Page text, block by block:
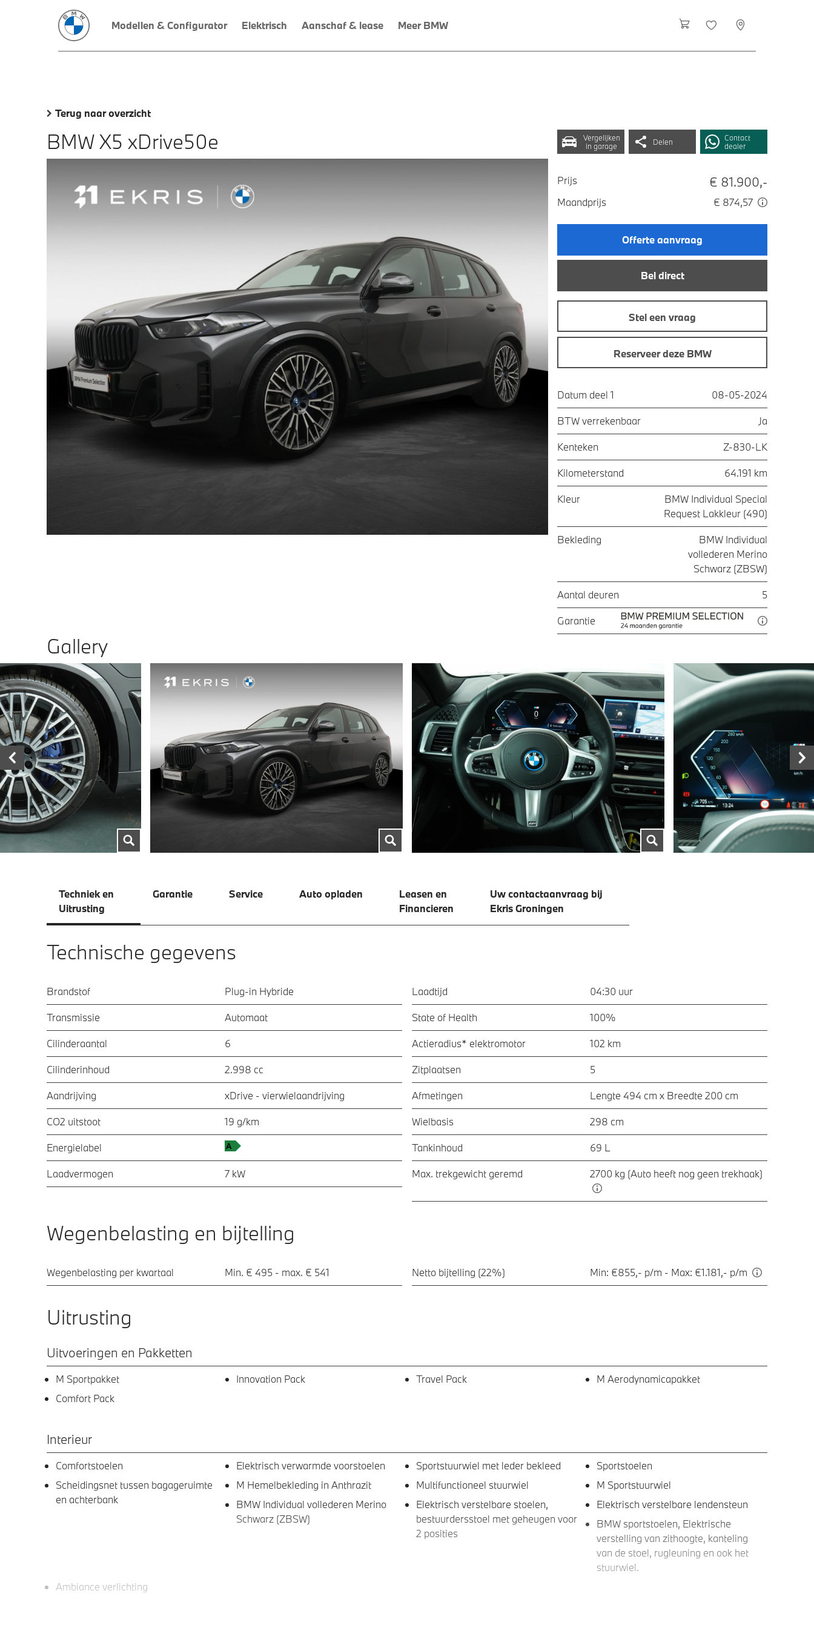
Modellen & Configurator Elektrisch Aanschaf & lease Meer BMW
Terug naar overzicht
BMW X5 xDrive50e
Vergelijken
in garage
Delen
Contact
dealer
Prijs € 81.900,-
Maandprijs € 874,57
Offerte aanvraag
Bel direct
Stel een vraag
Reserveer deze BMW
Datum deel 1 08-05-2024
BTW verrekenbaar Ja
Kenteken Z-830-LK
Kilometerstand 64.191 km
Kleur
BMW Individual Special
Request Lakkleur (490)
Bekleding
BMW Individual
vollederen Merino
Schwarz (ZBSW)
Aantal deuren 5
Garantie
Gallery
Techniek en
Uitrusting
Garantie Service Auto opladen
Leasen en
Financieren
Uw contactaanvraag bij
Ekris Groningen
Technische gegevens
Brandstof Plug-in Hybride
Transmissie Automaat
Cilinderaantal 6
Cilinderinhoud 2.998 cc
Aandrijving xDrive - vierwielaandrijving
CO2 uitstoot 19 g/km
Energielabel
Laadvermogen 7 kW
Laadtijd 04:30 uur
State of Health 100%
Actieradius* elektromotor 102 km
Zitplaatsen 5
Afmetingen Lengte 494 cm x Breedte 200 cm
Wielbasis 298 cm
Tankinhoud 69 L
Max. trekgewicht geremd 2700 kg (Auto heeft nog geen trekhaak)
Wegenbelasting en bijtelling
Wegenbelasting per kwartaal Min. € 495 - max. € 541 Netto bijtelling (22%) Min: €855,- p/m - Max: €1.181,- p/m
Uitrusting
Uitvoeringen en Pakketten
M Sportpakket Innovation Pack Travel Pack
M Aerodynamicapakket
Comfort Pack
Interieur
Comfortstoelen Elektrisch verwarmde voorstoelen Sportstuurwiel met leder bekleed
Sportstoelen
Scheidingsnet tussen bagageruimte
en achterbank
M Hemelbekleding in Anthrazit Multifunctioneel stuurwiel
M Sportstuurwiel
BMW Individual vollederen Merino
Schwarz (ZBSW)
Elektrisch verstelbare stoelen,
bestuurdersstoel met geheugen voor
2 posities
Elektrisch verstelbare lendensteun
BMW sportstoelen, Elektrische
verstelling van zithoogte, kanteling
van de stoel, rugleuning en ook het
stuurwiel.
Ambiance verlichting